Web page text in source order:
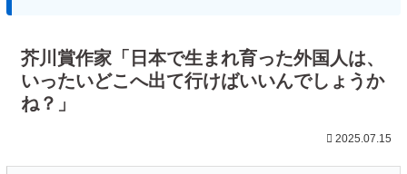
芥川賞作家「日本で生まれ育った外国人は、
いったいどこへ出て行けばいいんでしょうか
ね？」
2025.07.15